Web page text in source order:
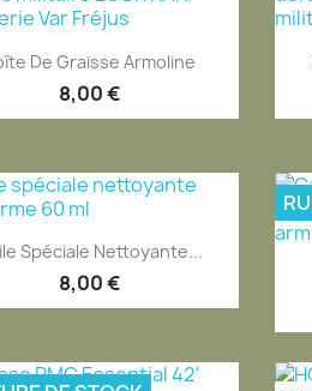
Aperçu rapide
De Graisse Armoline
8,00 €
Aperçu rapide
Spéciale Nettoyante...
8,00 €